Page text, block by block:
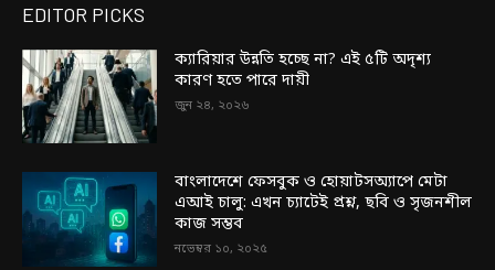
EDITOR PICKS
ক্যারিয়ার উন্নতি হচ্ছে না? এই ৫টি অদৃশ্য
কারণ হতে পারে দায়ী
জুন ২৪, ২০২৬
বাংলাদেশে ফেসবুক ও হোয়াটসঅ্যাপে মেটা
এআই চালু: এখন চ্যাটেই প্রশ্ন, ছবি ও সৃজনশীল
কাজ সম্ভব
নভেম্বর ১০, ২০২৫